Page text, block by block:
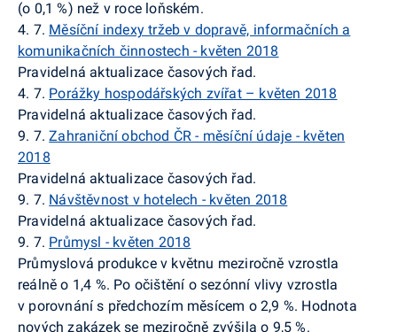
(o 0,1 %) než v roce loňském.
4. 7. Měsíční indexy tržeb v dopravě, informačních a
komunikačních činnostech - květen 2018
Pravidelná aktualizace časových řad.
4. 7. Porážky hospodářských zvířat – květen 2018
Pravidelná aktualizace časových řad.
9. 7.Zahraniční obchod ČR - měsíční údaje - květen
2018
Pravidelná aktualizace časových řad.
9. 7. Návštěvnost v hotelech - květen 2018
Pravidelná aktualizace časových řad.
9. 7. Průmysl - květen 2018
Průmyslová produkce v květnu meziročně vzrostla
reálně o 1,4 %. Po očištění o sezónní vlivy vzrostla
v porovnání s předchozím měsícem o 2,9 %. Hodnota
nových zakázek se meziročně zvýšila o 9,5 %.